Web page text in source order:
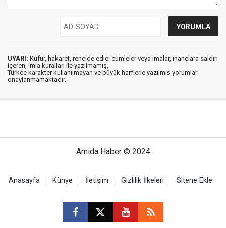
UYARI: Küfür, hakaret, rencide edici cümleler veya imalar, inançlara saldırı
içeren, imla kuralları ile yazılmamış,
Türkçe karakter kullanılmayan ve büyük harflerle yazılmış yorumlar
onaylanmamaktadır.
Amida Haber © 2024
Anasayfa Künye İletişim Gizlilik İlkeleri Sitene Ekle